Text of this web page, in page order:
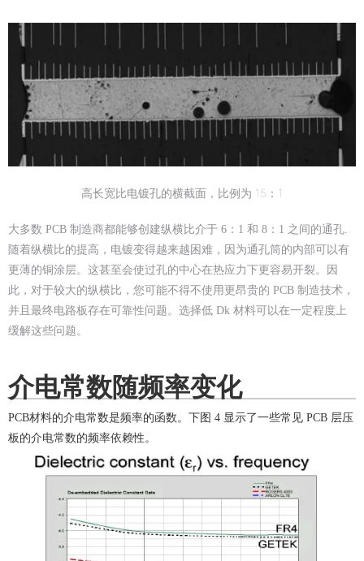
高长宽比电镀孔的横截面，比例为 15：1
大多数 PCB 制造商都能够创建纵横比介于 6：1 和 8：1 之间的通孔.
随着纵横比的提高，电镀变得越来越困难，因为通孔筒的内部可以有
更薄的铜涂层。这甚至会使过孔的中心在热应力下更容易开裂。因
此，对于较大的纵横比，您可能不得不使用更昂贵的 PCB 制造技术，
并且最终电路板存在可靠性问题。选择低 Dk 材料可以在一定程度上
缓解这些问题。
介电常数随频率变化
PCB材料的介电常数是频率的函数。下图 4 显示了一些常见 PCB 层压
板的介电常数的频率依赖性。